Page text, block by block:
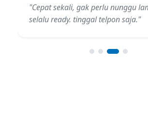
"Cepat sekali, gak perlu nunggu
selalu ready. tinggal telpon saja."